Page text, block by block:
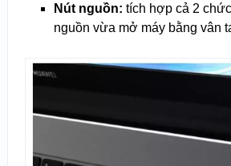
Nút nguồn: tích hợp cả 2
nguồn vừa mở máy bằng vân